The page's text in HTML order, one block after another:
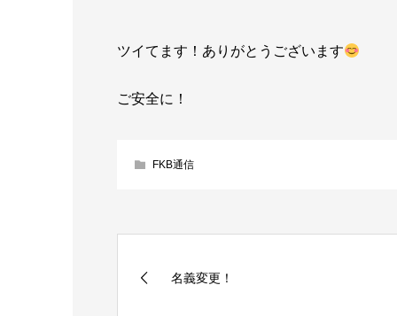
ツイてます！ありがとうございます
ご安全に！
FKB通信
名義変更！